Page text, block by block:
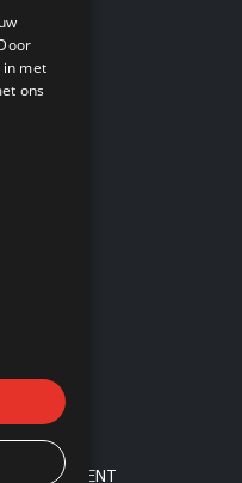
EQUIPMENT
met
ons